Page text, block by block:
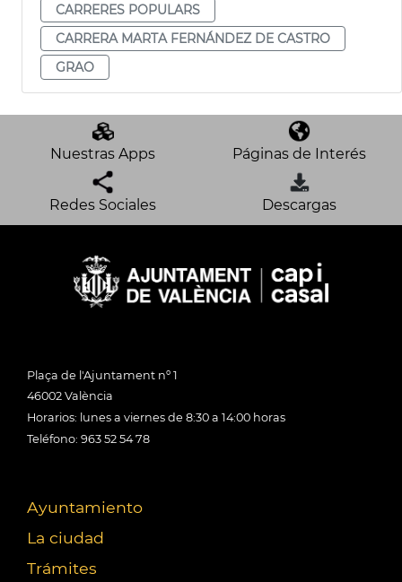
CARRERES POPULARS
CARRERA MARTA FERNÁNDEZ DE CASTRO
GRAO
Nuestras Apps Páginas de Interés
Redes Sociales Descargas
Plaça de l'Ajuntament nº 1
46002 València
Horarios: lunes a viernes de 8:30 a 14:00 horas
Teléfono: 963 52 54 78
Ayuntamiento
La ciudad
Trámites